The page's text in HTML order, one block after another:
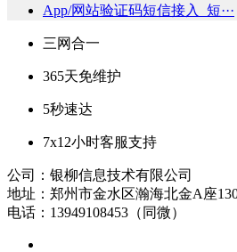
App/网站验证码短信接入_短···
三网合一
365天免维护
5秒速达
7x12小时客服支持
公司：银柳信息技术有限公司
地址：郑州市金水区瀚海北金A座
电话：13949108453（同微）